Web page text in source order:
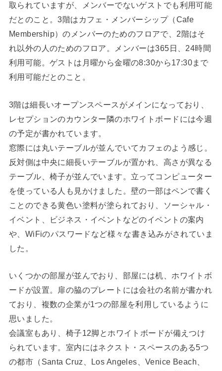
取られていますが、メンバーでないゲストでも利用可能
だとのこと。3階はカフェ・メンバーシップ（Cafe
Membership）のメンバーのためのフロアで、2階はそ
れ以外の人のためのフロア。メンバーは365日、24時間
利用可能。ゲストは月曜から金曜の8:30から17:30まで
利用可能だとのこと。
3階は細長いオープンスペースがメインになっており、
レセプションのカウンター隣のホワイトボードには今週
の予定が書かれています。
窓際には丸いテーブルが並んでいてカフェのよう感じ。
反対側は中央に細長いテーブルが置かれ、高さが異なる
テーブル、椅子が並んでいます。立ってコンピューター
を使っている人も見かけました。壁の一部はペンで書く
ことのできる黄色い塗料が塗られており、ソーシャル・
イベント、ビジネス・イベントなどのイベントの案内
や、WiFiのパスワードなど様々な書き込みがされていま
した。
いくつかの部屋が並んでおり、部屋には机、ホワイトボ
ードが設置。扉の脇のプレートには会社の名前が書かれ
ており、複数の企業が1つの部屋を利用しているように
思いました。
会議室もあり、椅子12脚とホワイトボードが備えつけ
られています。室内にはネクスト・スペースのある5つ
の都市（Santa Cruz、Los Angeles、Venice Beach、